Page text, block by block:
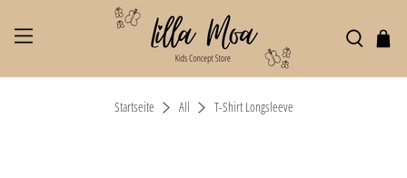
Startseite All T-Shirt Longsleeve